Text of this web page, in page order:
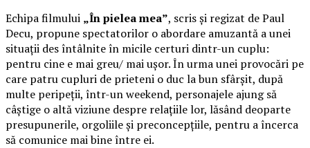
Echipa filmului „În pielea mea”, scris și regizat de Paul
Decu, propune spectatorilor o abordare amuzantă a unei
situații des întâlnite în micile certuri dintr-un cuplu:
pentru cine e mai greu/ mai ușor. În urma unei provocări pe
care patru cupluri de prieteni o duc la bun sfârșit, după
multe peripeții, într-un weekend, personajele ajung să
câștige o altă viziune despre relațiile lor, lăsând deoparte
presupunerile, orgoliile și preconcepțiile, pentru a încerca
să comunice mai bine între ei.